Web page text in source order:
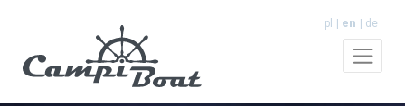
pl en de